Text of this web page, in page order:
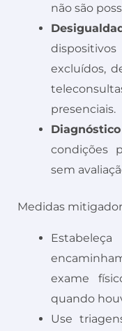
não são
excluídos,
presenciais.
condições
sem
Medidas
exame
quando
Use